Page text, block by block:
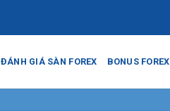
ĐÁNH GIÁ SÀN FOREX BONUS FOREX